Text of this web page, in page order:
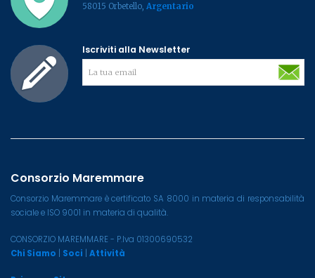
58015 Orbetello, Argentario
Iscriviti alla Newsletter
Consorzio Maremmare
Consorzio Maremmare è certificato SA 8000 in materia di responsabilità
sociale e ISO 9001 in materia di qualità.
CONSORZIO MAREMMARE - P.Iva 01300690532
Chi Siamo
Soci Attività